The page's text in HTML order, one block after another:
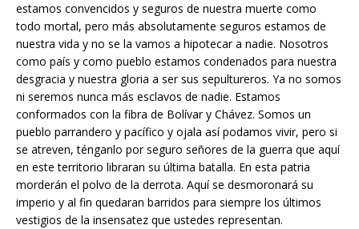
estamos convencidos y seguros de nuestra muerte como
todo mortal, pero más absolutamente seguros estamos de
nuestra vida y no se la vamos a hipotecar a nadie. Nosotros
como país y como pueblo estamos condenados para nuestra
desgracia y nuestra gloria a ser sus sepultureros. Ya no somos
ni seremos nunca más esclavos de nadie. Estamos
conformados con la fibra de Bolívar y Chávez. Somos un
pueblo parrandero y pacífico y ojala así podamos vivir, pero si
se atreven, ténganlo por seguro señores de la guerra que aquí
en este territorio libraran su última batalla. En esta patria
morderán el polvo de la derrota. Aquí se desmoronará su
imperio y al fin quedaran barridos para siempre los últimos
vestigios de la insensatez que ustedes representan.